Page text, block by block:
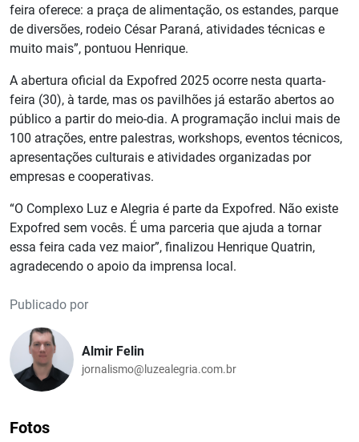
feira oferece: a praça de alimentação, os estandes, parque
de diversões, rodeio César Paraná, atividades técnicas e
muito mais”, pontuou Henrique.
A abertura oficial da Expofred 2025 ocorre nesta quarta-
feira (30), à tarde, mas os pavilhões já estarão abertos ao
público a partir do meio-dia. A programação inclui mais de
100 atrações, entre palestras, workshops, eventos técnicos,
apresentações culturais e atividades organizadas por
empresas e cooperativas.
“O Complexo Luz e Alegria é parte da Expofred. Não existe
Expofred sem vocês. É uma parceria que ajuda a tornar
essa feira cada vez maior”, finalizou Henrique Quatrin,
agradecendo o apoio da imprensa local.
Publicado por
Almir Felin
jornalismo@luzealegria.com.br
Fotos